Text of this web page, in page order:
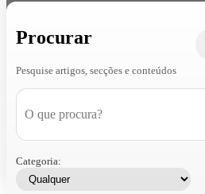
Procurar
Pesquise artigos, secções e conteúdos
Categoria: